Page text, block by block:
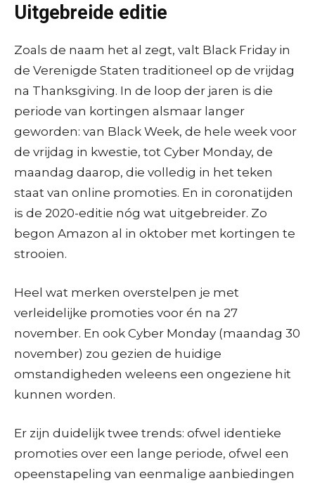
Uitgebreide editie
Zoals de naam het al zegt, valt Black Friday in
de Verenigde Staten traditioneel op de vrijdag
na Thanksgiving. In de loop der jaren is die
periode van kortingen alsmaar langer
geworden: van Black Week, de hele week voor
de vrijdag in kwestie, tot Cyber Monday, de
maandag daarop, die volledig in het teken
staat van online promoties. En in coronatijden
is de 2020-editie nóg wat uitgebreider. Zo
begon Amazon al in oktober met kortingen te
strooien.
Heel wat merken overstelpen je met
verleidelijke promoties voor én na 27
november. En ook Cyber Monday (maandag 30
november) zou gezien de huidige
omstandigheden weleens een ongeziene hit
kunnen worden.
Er zijn duidelijk twee trends: ofwel identieke
promoties over een lange periode, ofwel een
opeenstapeling van eenmalige aanbiedingen